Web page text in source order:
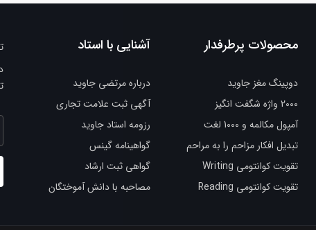
محصولات پرطرفدار
دوپینگ مغز جاوید
2000 واژه شگفت انگیز
آمپول مکالمه و 1000 لغت
تبدیل افکار مزاحم را به مراحم
تقویت کوانتومی Writing
تقویت کوانتومی Reading
آشنایی با استاد
درباره مرتضی جاوید
آگهی ثبت علامت تجاری
رزومه استاد جاوید
گواهینامه گینس
گواهی ثبت ارشاد
مصاحبه با دانش آموختگان